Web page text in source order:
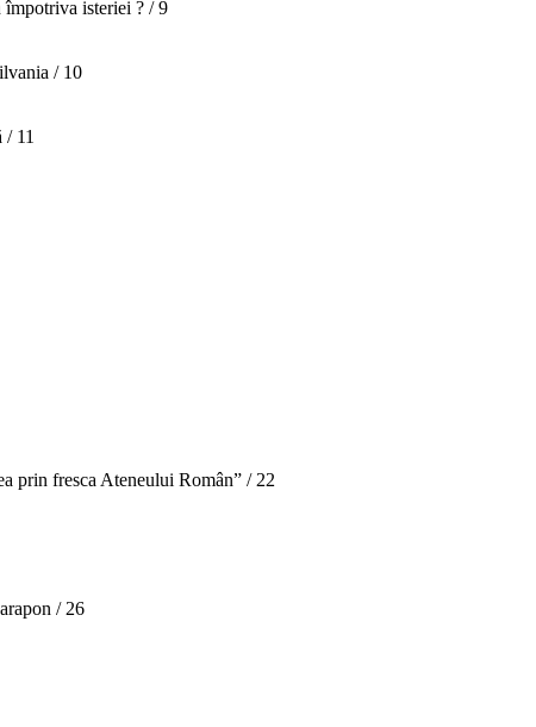
împotriva isteriei ? / 9
/ 10
11
prin fresca Ateneului Român” / 22
/ 26